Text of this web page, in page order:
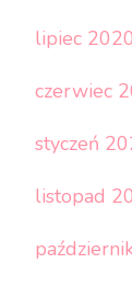
lipiec 2020
czerwiec
styczeń
listopad